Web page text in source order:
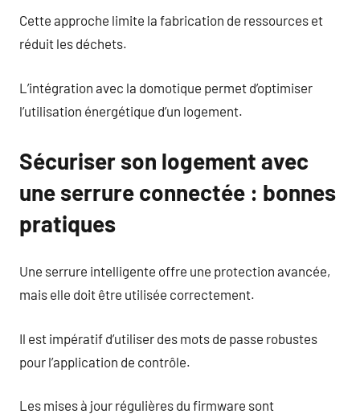
Cette approche limite la fabrication de ressources et
réduit les déchets.
L’intégration avec la domotique permet d’optimiser
l’utilisation énergétique d’un logement.
Sécuriser son logement avec
une serrure connectée : bonnes
pratiques
Une serrure intelligente offre une protection avancée,
mais elle doit être utilisée correctement.
Il est impératif d’utiliser des mots de passe robustes
pour l’application de contrôle.
Les mises à jour régulières du firmware sont